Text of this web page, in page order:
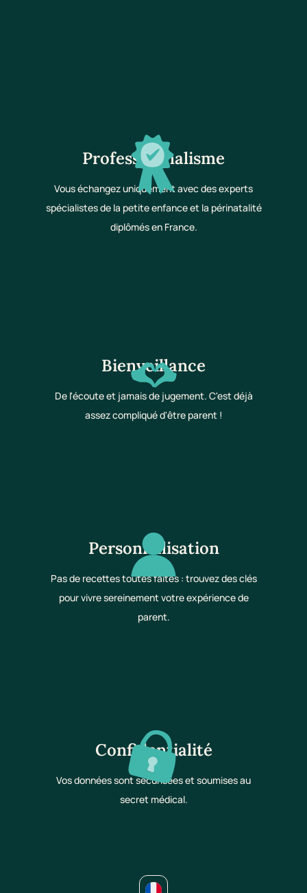
Professionnalisme
Vous échangez uniquement avec des experts
spécialistes de la petite enfance et la périnatalité
diplômés en France.
Bienveillance
De l'écoute et jamais de jugement. C'est déjà
assez compliqué d'être parent !
Personnalisation
Pas de recettes toutes faites : trouvez des clés
pour vivre sereinement votre expérience de
parent.
Confidentialité
Vos données sont sécurisées et soumises au
secret médical.